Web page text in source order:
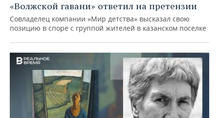
«Волжской гавани» ответил на претензии
Совладелец компании «Мир детства» высказал свою
позицию в споре с группой жителей в казанском поселке